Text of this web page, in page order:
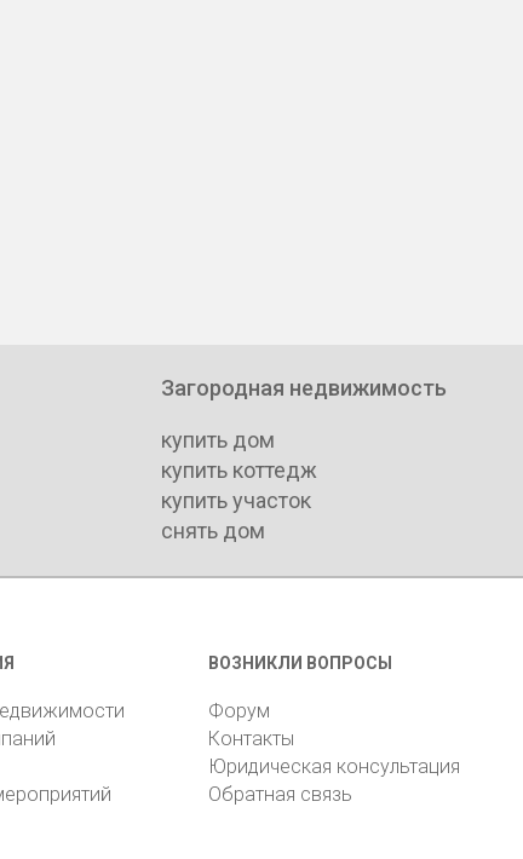
Загородная недвижимость
купить дом
купить коттедж
купить участок
снять дом
ВОЗНИКЛИ ВОПРОСЫ
Форум
Контакты
Юридическая консультация
Обратная связь